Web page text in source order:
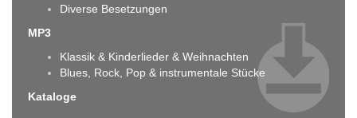
Diverse Besetzungen
MP3
Klassik & Kinderlieder & Weihnachten
Blues, Rock, Pop & instrumentale Stücke
Kataloge